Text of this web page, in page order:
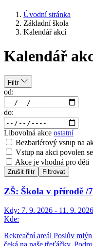
Úvodní stránka
Základní škola
Kalendář akcí
Kalendář
Filtr
od:
do:
Libovolná akce ostatní
Bezbariérový vstup na
Vstup na akci povolen
Akce je vhodná pro děti
Zrušit filtr Filtrovat
ZŠ: Škola v přírodě /
Kdy: 7. 9. 2026 - 11. 9.
Kde:
Rekreační areál Poslův
čeká na naše třeťáčky.